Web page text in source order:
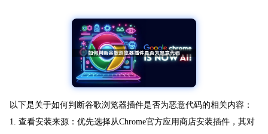
以下是关于如何判断谷歌浏览器插件是否为恶意代码的相关内容：
1. 查看安装来源：优先选择从Chrome官方应用商店安装插件，其对